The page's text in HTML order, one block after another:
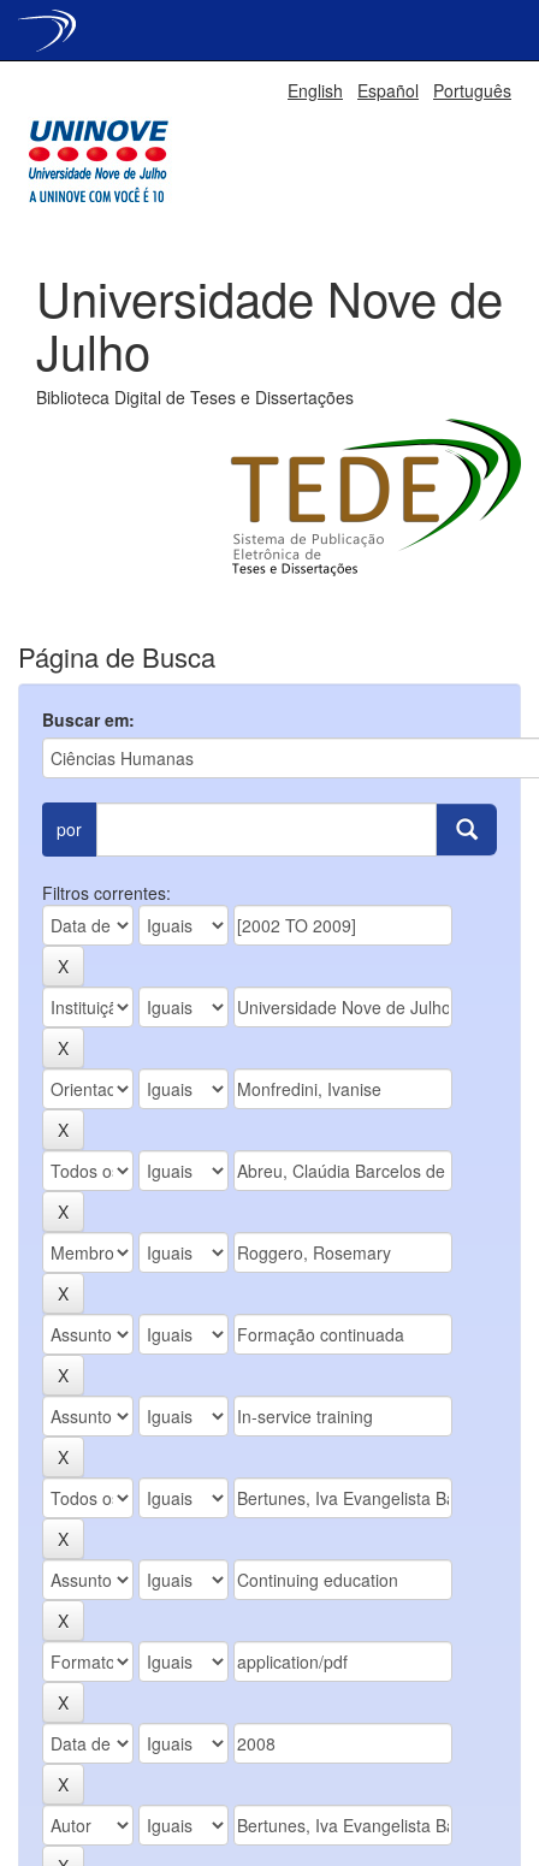
English Español Português
Universidade Nove de
Julho
Biblioteca Digital de Teses e Dissertações
Página de Busca
Buscar em:
por
Filtros correntes: